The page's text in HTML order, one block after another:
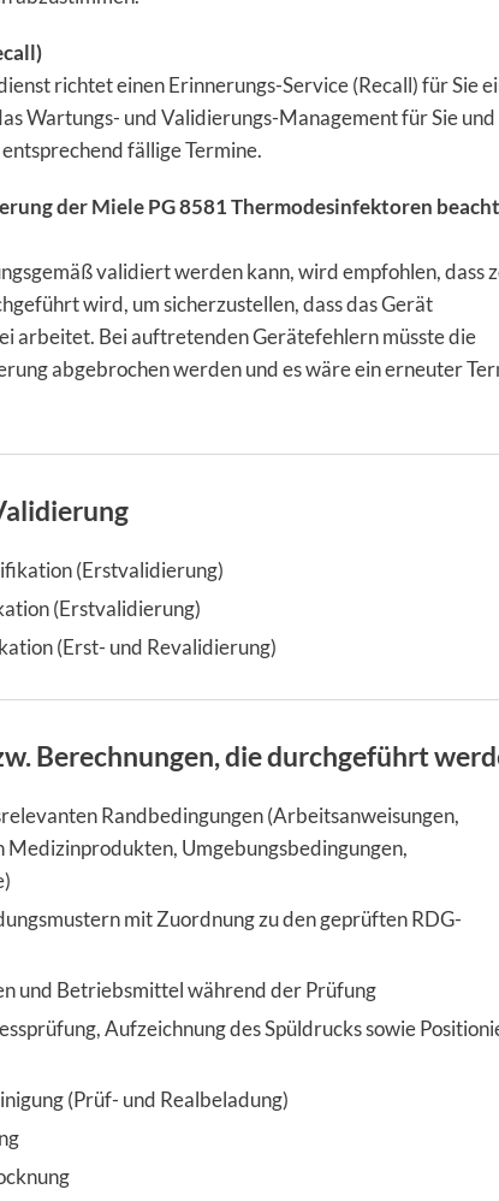
richtet einen Erinnerungs-Service (Recall) für Sie
Wartungs- und Validierungs-Management für Sie und
fällige Termine.
der Miele PG 8581 Thermodesinfektoren
validiert werden kann, wird empfohlen, dass
wird, um sicherzustellen, dass das Gerät
arbeitet. Bei auftretenden Gerätefehlern müsste die
abgebrochen werden und es wäre ein erneuter
(Erstvalidierung)
(Erstvalidierung)
(Erst- und Revalidierung)
Berechnungen, die durchgeführt
Randbedingungen (Arbeitsanweisungen,
Medizinprodukten, Umgebungsbedingungen,
mit Zuordnung zu den geprüften RDG-
und Betriebsmittel während der Prü­fung
Aufzeichnung des Spüldrucks sowie
(Prüf- und Realbeladung)